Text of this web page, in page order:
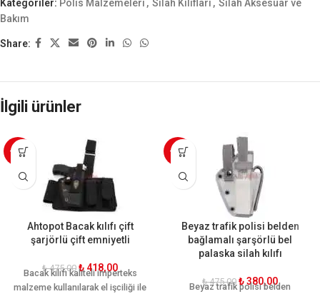
Kategoriler: Polis Malzemeleri , Silah Kılıfları , Silah Aksesuar ve
Bakım
Share:
İlgili ürünler
-12%
Ahtopot Bacak kılıfı çift
şarjörlü çift emniyetli
₺475,00 ₺ 418,00
Bacak kılıfı kaliteli imperteks
malzeme kullanılarak el işciliği ile
-20%
Beyaz trafik polisi belden
bağlamalı şarşörlü bel
palaska silah kılıfı
₺475,00 ₺380,00
Beyaz trafik polisi belden